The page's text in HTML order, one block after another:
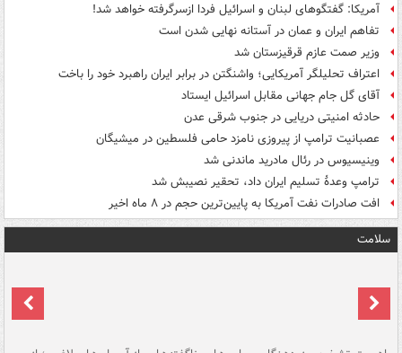
آمریکا: گفتگوهای لبنان و اسرائیل فردا ازسرگرفته خواهد شد!
تفاهم ایران و عمان در آستانه نهایی شدن است
وزیر صمت عازم قرقیزستان شد
اعتراف تحلیلگر آمریکایی؛ واشنگتن در برابر ایران راهبرد خود را باخت
آقای گل جام جهانی مقابل اسرائیل ایستاد
حادثه امنیتی دریایی در جنوب شرقی عدن
عصبانیت ترامپ از پیروزی نامزد حامی فلسطین در میشیگان
وینیسیوس در رئال مادرید ماندنی شد
ترامپ وعدۀ تسلیم ایران داد، تحقیر نصیبش شد
افت صادرات نفت آمریکا به پایین‌ترین حجم در ۸ ماه اخیر
سلامت